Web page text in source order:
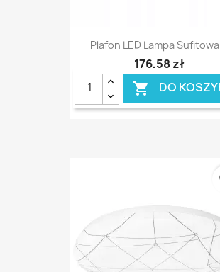
Plafon LED Lampa
176,58 zł
 DO